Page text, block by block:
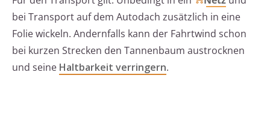
bei Transport auf dem Autodach zusätzlich in eine
Folie wickeln. Andernfalls kann der Fahrtwind schon
bei kurzen Strecken den Tannenbaum austrocknen
und seine Haltbarkeit verringern.